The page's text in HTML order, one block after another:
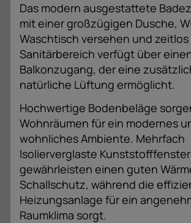
Das modern ausgestattete
mit einer großzügigen Dusche,
Waschtisch versehen und
Sanitärbereich verfügt über
Balkonzugang, der eine
natürliche Lüftung ermöglicht.
Hochwertige Bodenbeläge
Wohnräumen für ein modernes
wohnliches Ambiente. Mehrfach
Isolierverglaste Kunststofffenster
gewährleisten einen guten
Schallschutz, während die
Heizungsanlage für ein
Raumklima sorgt.